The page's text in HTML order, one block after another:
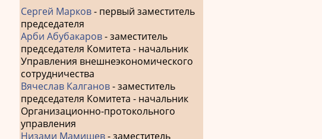
Сергей Марков- первый заместитель
председателя
Арби Абубакаров- заместитель
председателя Комитета - начальник
Управления внешнеэкономического
сотрудничества
Вячеслав Калганов- заместитель
председателя Комитета - начальник
Организационно-протокольного
управления
Низами Мамишев- заместитель